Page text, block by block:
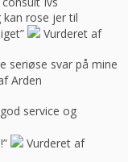
kan rose jer til
Vurderet af
seriøse svar på mine
Arden
service og
Vurderet af